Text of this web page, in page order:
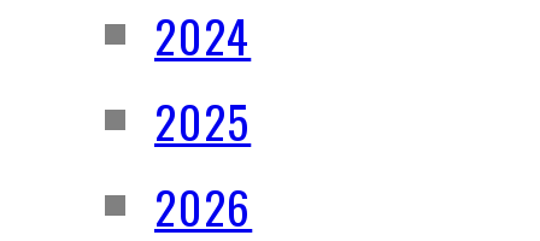
2024
2025
2026